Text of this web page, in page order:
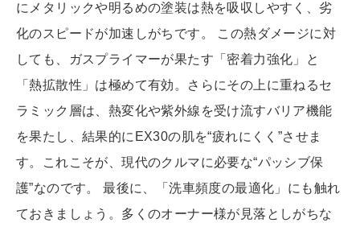
にメタリックや明るめの塗装は熱を吸収しやすく、劣
化のスピードが加速しがちです。 この熱ダメージに対
しても、ガスプライマーが果たす「密着力強化」と
「熱拡散性」は極めて有効。さらにその上に重ねるセ
ラミック層は、熱変化や紫外線を受け流すバリア機能
を果たし、結果的にEX30の肌を“疲れにくく”させま
す。これこそが、現代のクルマに必要な“パッシブ保
護”なのです。 最後に、「洗車頻度の最適化」にも触れ
ておきましょう。多くのオーナー様が見落としがちな